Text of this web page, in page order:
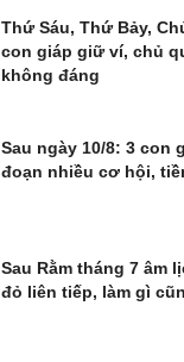
Thứ Sáu, Thứ Bảy,
con giáp giữ ví, chủ
không đáng
Sau ngày 10/8: 3 con
đoạn nhiều cơ hội,
Sau Rằm tháng 7 âm
đỏ liên tiếp, làm gì